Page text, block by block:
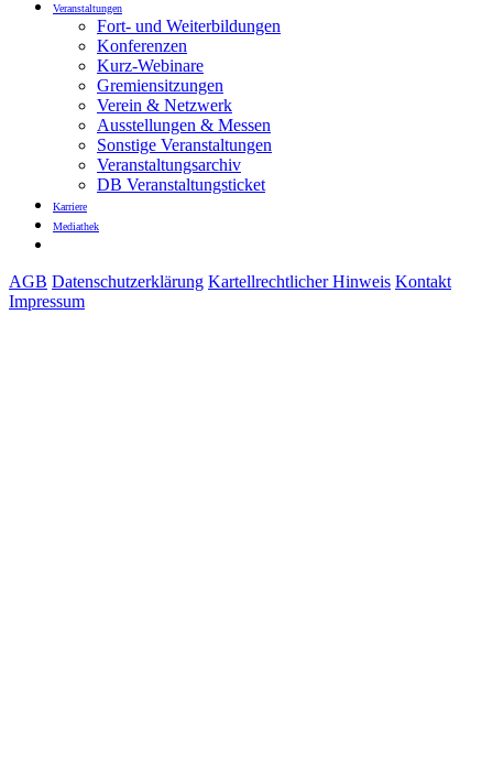
Veranstaltungen
Fort- und Weiterbildungen
Konferenzen
Kurz-Webinare
Gremiensitzungen
Verein & Netzwerk
Ausstellungen & Messen
Sonstige Veranstaltungen
Veranstaltungsarchiv
DB Veranstaltungsticket
Karriere
Mediathek
AGB Datenschutzerklärung Kartellrechtlicher Hinweis Kontakt
Impressum